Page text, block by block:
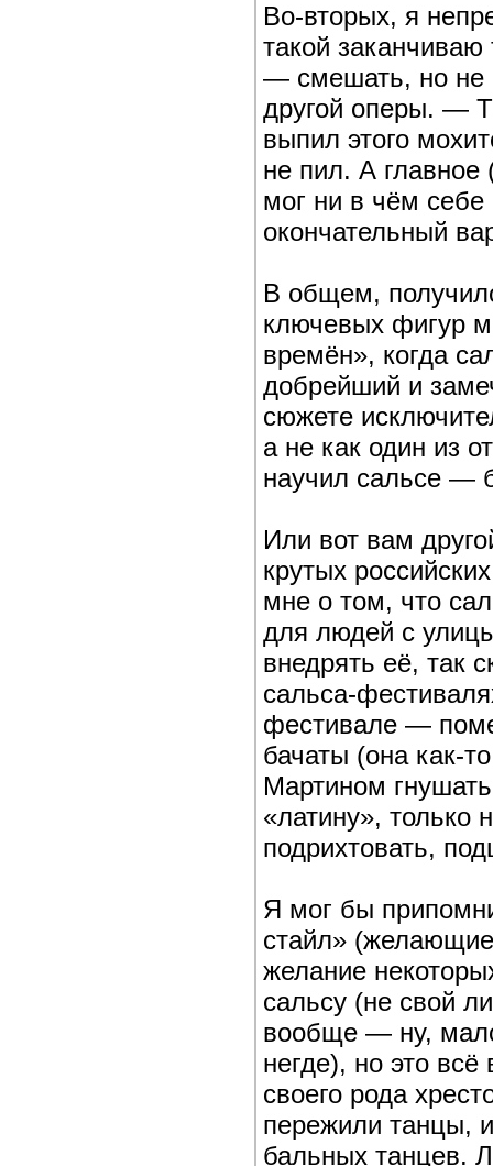
Во-вторых, я
такой
— смешать, но не
другой оперы. —
выпил этого
не пил. А главное
мог ни в чём себе
окончательный
В общем,
ключевых фигур
времён», когда
добрейший и
сюжете
а не как один из
научил сальсе —
Или вот вам
крутых
мне о том, что
для людей с
внедрять её, так
сальса-
фестивале —
бачаты (она как-
Мартином
«латину», только
подрихтовать,
Я мог бы
стайл»
желание
сальсу (не свой
вообще — ну,
негде), но это
своего рода
пережили танцы,
бальных танцев.